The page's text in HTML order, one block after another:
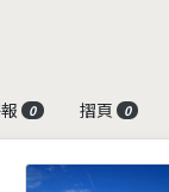
0 摺頁 0